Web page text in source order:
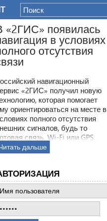
«2ГИС» появилась
в условиях
отсутствия
навигационный
«2ГИС» получил новую
которая помогает
ориентироваться на месте в
полного отсутствия
сигналов, будь то
связь, Wi-Fi или GPS.
этого сервис будет
на встроенные в
дальше